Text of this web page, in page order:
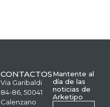
CONTACTOS
Via Garibaldi
84-86, 50041
Calenzano
Mantente al
día de las
noticias de
Arketipo